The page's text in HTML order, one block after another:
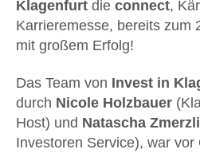
Klagenfurt die connect,
Karrieremesse, bereits zum
mit großem Erfolg!
Das Team von Invest in
durch Nicole Holzbauer
Host) und Natascha
Investoren Service), war